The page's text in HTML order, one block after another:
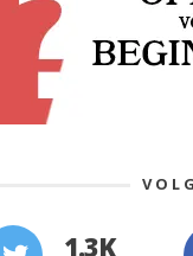
1.3K